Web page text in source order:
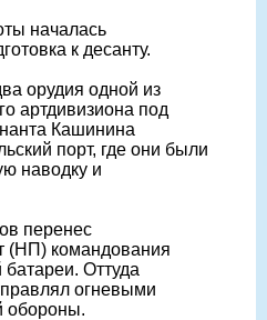
началась
к десанту.
орудия одной из
артдивизиона под
Кашинина
порт, где они были
наводку и
перенес
(НП) командования
Оттуда
огневыми
обороны.